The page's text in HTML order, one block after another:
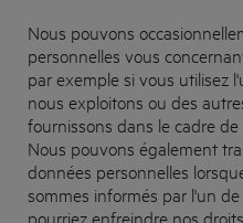
Nous pouvons
personnelles vous
par exemple si vous utilisez
nous exploitons ou des
fournissons dans le cadre
Nous pouvons également
données personnelles
sommes informés par l'un
pourriez enfreindre nos